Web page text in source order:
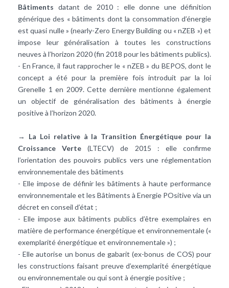
Bâtiments datant de 2010 : elle donne une définition
générique des « bâtiments dont la consommation d’énergie
est quasi nulle » (nearly-Zero Energy Building ou « nZEB ») et
impose leur généralisation à toutes les constructions
neuves à l’horizon 2020 (fin 2018 pour les bâtiments publics).
- En France, il faut rapprocher le « nZEB » du BEPOS, dont le
concept a été pour la première fois introduit par la loi
Grenelle 1 en 2009. Cette dernière mentionne également
un objectif de généralisation des bâtiments à énergie
positive à l’horizon 2020.
→ La Loi relative à la Transition Énergétique pour la
Croissance Verte (LTECV) de 2015 : elle confirme
l’orientation des pouvoirs publics vers une réglementation
environnementale des bâtiments
- Elle impose de définir les bâtiments à haute performance
environnementale et les Bâtiments à Energie POsitive via un
décret en conseil d’état ;
- Elle impose aux bâtiments publics d’être exemplaires en
matière de performance énergétique et environnementale («
exemplarité énergétique et environnementale ») ;
- Elle autorise un bonus de gabarit (ex-bonus de COS) pour
les constructions faisant preuve d’exemplarité énergétique
ou environnementale ou qui sont à énergie positive ;